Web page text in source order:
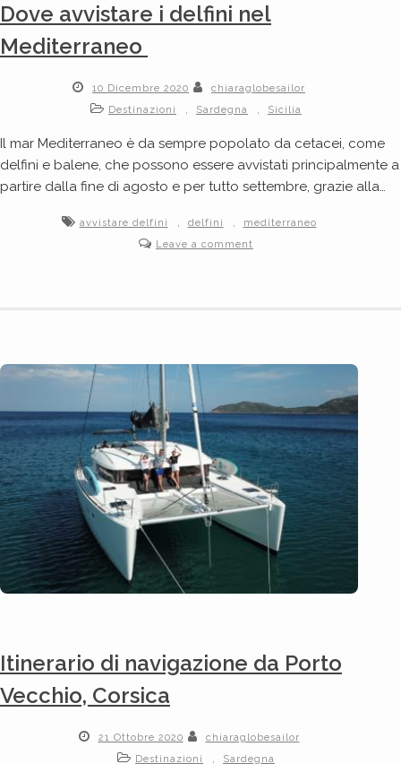
Dove avvistare i delfini nel
Mediterraneo
10 Dicembre 2020
chiaraglobesailor
Destinazioni
, Sardegna , Sicilia
Il mar Mediterraneo è da sempre popolato da cetacei, come
delfini e balene, che possono essere avvistati principalmente a
partire dalla fine di agosto e per tutto settembre, grazie alla…
avvistare delfini , delfini ,
mediterraneo
Leave a comment
Itinerario di navigazione da Porto
Vecchio, Corsica
21 Ottobre 2020
chiaraglobesailor
Destinazioni
, Sardegna